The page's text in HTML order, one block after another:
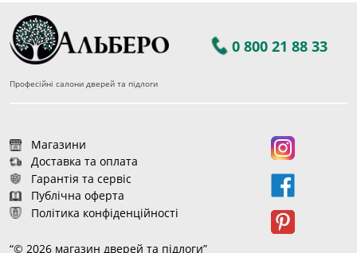
0 800 21 88 33
Професійні салони дверей та підлоги
Магазини
Доставка та оплата
Гарантія та сервіс
Публічна оферта
Політика конфіденційності
“© 2026 магазин дверей та підлоги”